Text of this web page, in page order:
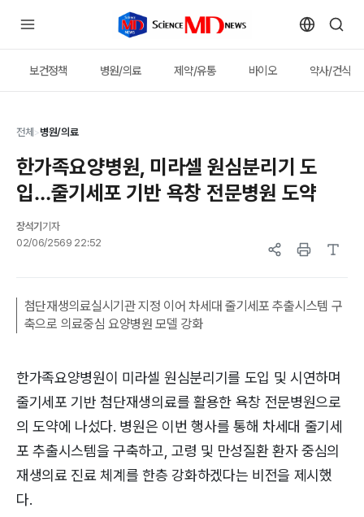
보건정책 병원/의료 제약/유통 바이오 약사/건식
전체 >병원/의료
한가족요양병원, 미라셀 원심분리기 도
입…줄기세포 기반 욕창 전문병원 도약
장석기기자
02/06/2569 22:52
첨단재생의료실시기관 지정 이어 차세대 줄기세포 추출시스템 구
축으로 의료중심 요양병원 모델 강화
한가족요양병원이 미라셀 원심분리기를 도입 및 시연하며
줄기세포 기반 첨단재생의료를 활용한 욕창 전문병원으로
의 도약에 나섰다. 병원은 이번 행사를 통해 차세대 줄기세
포 추출시스템을 구축하고, 고령 및 만성질환 환자 중심의
재생의료 진료 체계를 한층 강화하겠다는 비전을 제시했
다.